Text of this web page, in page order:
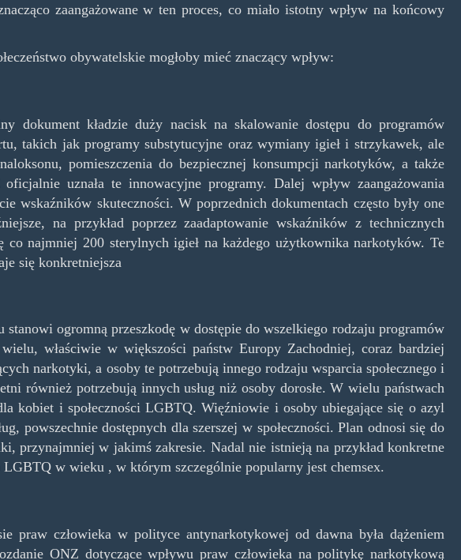
zaangażowane w ten proces, co miało istotny wpływ na końcowy
obywatelskie mogłoby mieć znaczący wpływ:
dokument kładzie duży nacisk na skalowanie dostępu do programów
takich jak programy substytucyjne oraz wymiany igieł i strzykawek, ale
pomieszczenia do bezpiecznej konsumpcji narkotyków, a także
uznała te innowacyjne programy. Dalej wpływ zaangażowania
wskaźników skuteczności. W poprzednich dokumentach często były one
na przykład poprzez zaadaptowanie wskaźników z technicznych
najmniej 200 sterylnych igieł na każdego użytkownika narkotyków. Te
się konkretniejsza
ogromną przeszkodę w dostępie do wszelkiego rodzaju programów
właściwie w większości państw Europy Zachodniej, coraz bardziej
narkotyki, a osoby te potrzebują innego rodzaju wsparcia społecznego i
również potrzebują innych usług niż osoby dorosłe. W wielu państwach
kobiet i społeczności LGBTQ. Więźniowie i osoby ubiegające się o azyl
powszechnie dostępnych dla szerszej w społeczności. Plan odnosi się do
przynajmniej w jakimś zakresie. Nadal nie istnieją na przykład konkretne
w wieku , w którym szczególnie popularny jest chemsex.
praw człowieka w polityce antynarkotykowej od dawna była dążeniem
ONZ dotyczące wpływu praw człowieka na politykę narkotykową